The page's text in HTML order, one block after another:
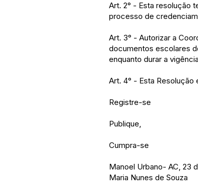
Art. 2° - Esta resolução
processo de
Art. 3° - Autorizar a
documentos escolares
enquanto durar a
Art. 4° - Esta Resolução
Registre-se
Publique,
Cumpra-se
Manoel Urbano- AC, 23
Maria Nunes de Souza